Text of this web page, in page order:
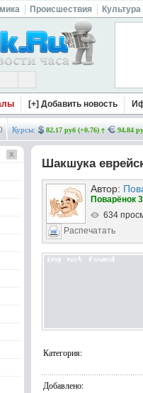
Происшествия Культура
[+] Добавить новость
Курсы: 82.17 руб (+0.76) 94.84
Шакшука
Автор:
Поварёнок
634
Распечатать
Категория:
Добавлено: